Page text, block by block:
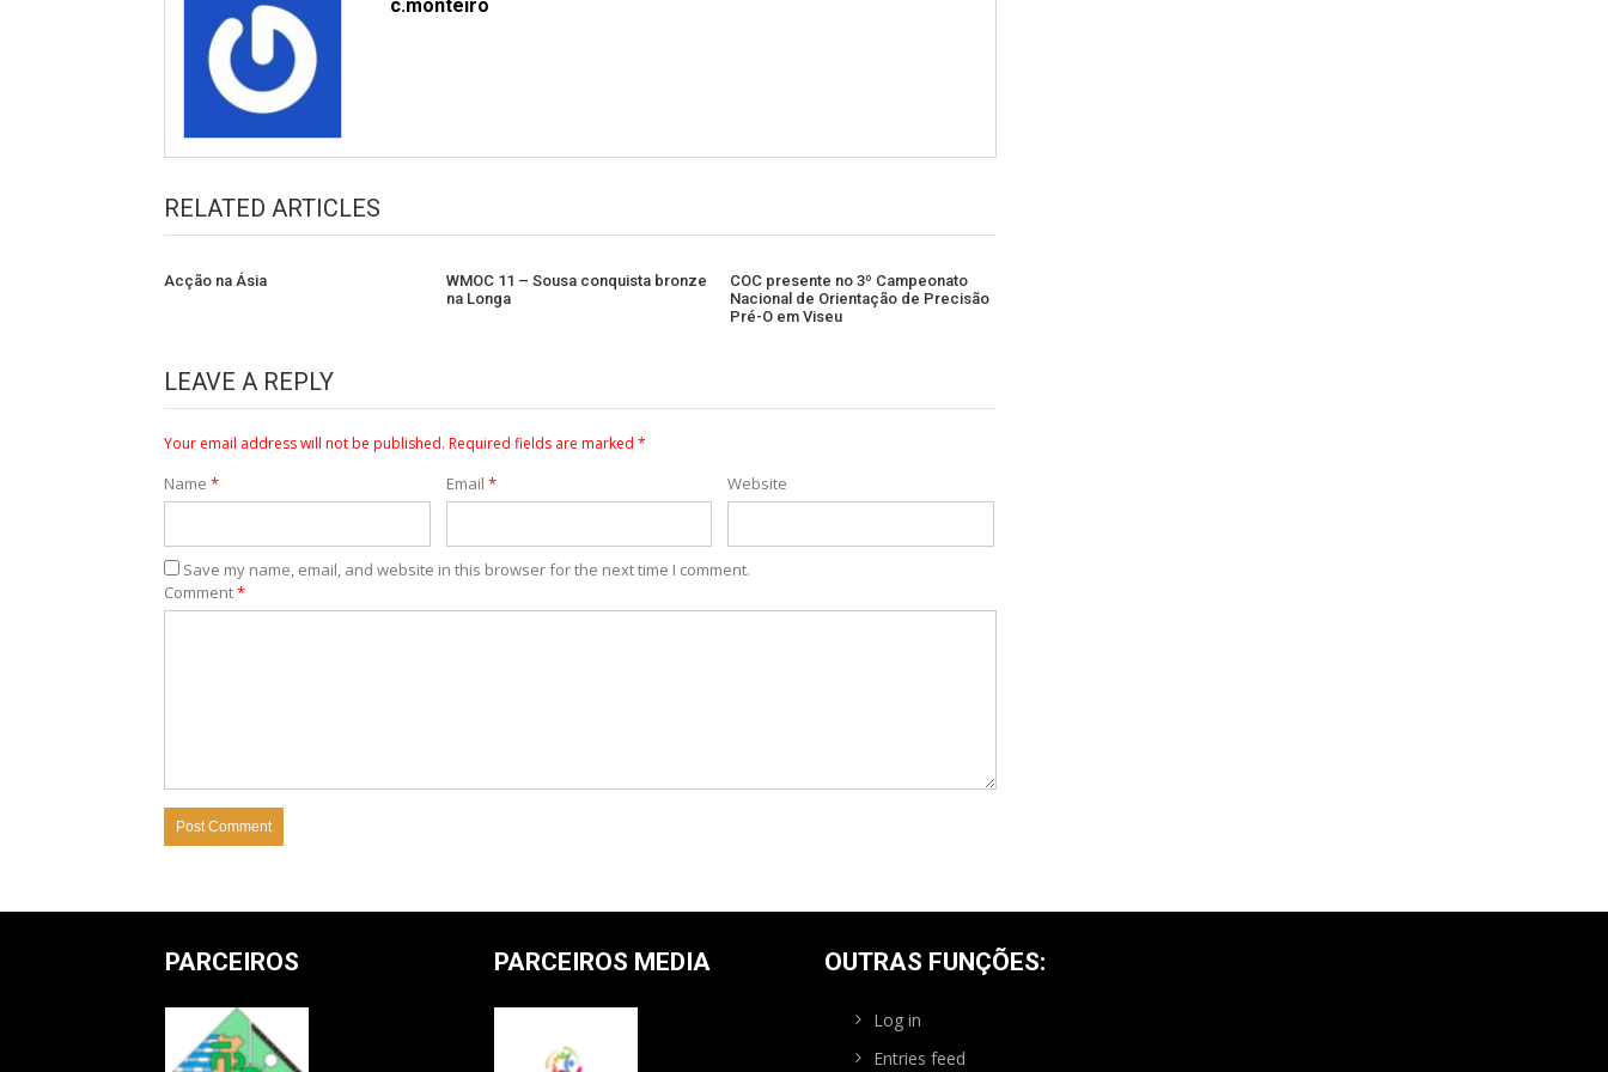
c.monteiro
RELATED ARTICLES
Acção na Ásia
WMOC 11 – Sousa conquista bronze
na Longa
COC presente no 3º Campeonato
Nacional de Orientação de Precisão
Pré-O em Viseu
LEAVE A REPLY
Your email address will not be published. Required fields are marked *
Name * Email * Website
Save my name, email, and website in this browser for the next time I comment.
Comment*
PARCEIROS PARCEIROS MEDIA OUTRAS FUNÇÕES:
Log in
Entries feed